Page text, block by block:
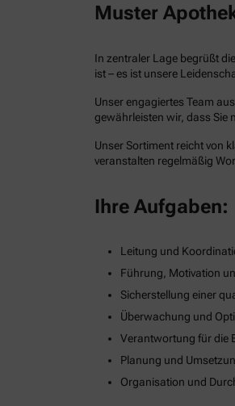
Muster
In zentraler Lage begrüßt
ist – es ist unsere
Unser engagiertes Team
gewährleisten wir, dass Sie
Unser Sortiment reicht von
veranstalten regelmäßig
Ihre Aufgaben:
Leitung und
Führung, Motivation
Sicherstellung einer
Überwachung und
Verantwortung für die
Planung und
Organisation und